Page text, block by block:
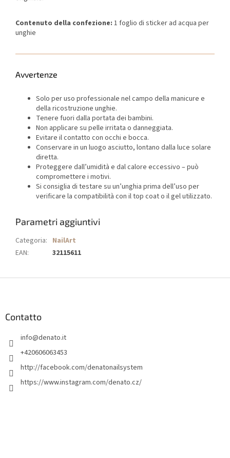
Contenuto della confezione: 1 foglio di sticker ad acqua per
unghie
Avvertenze
Solo per uso professionale nel campo della manicure e
della ricostruzione unghie.
Tenere fuori dalla portata dei bambini.
Non applicare su pelle irritata o danneggiata.
Evitare il contatto con occhi e bocca.
Conservare in un luogo asciutto, lontano dalla luce solare
diretta.
Proteggere dall’umidità e dal calore eccessivo – può
compromettere i motivi.
Si consiglia di testare su un’unghia prima dell’uso per
verificare la compatibilità con il top coat o il gel utilizzato.
Parametri aggiuntivi
Categoria: NailArt
EAN: 32115611
Contatto
info@denato.it
+420606063453
http://facebook.com/denatonailsystem
https://www.instagram.com/denato.cz/